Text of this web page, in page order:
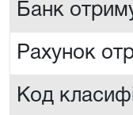
Банк
Рахунок
Код